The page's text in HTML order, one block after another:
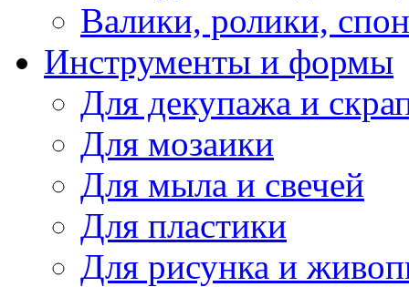
Валики, ролики,
Инструменты и формы
Для декупажа и
Для мозаики
Для мыла и свечей
Для пластики
Для рисунка и